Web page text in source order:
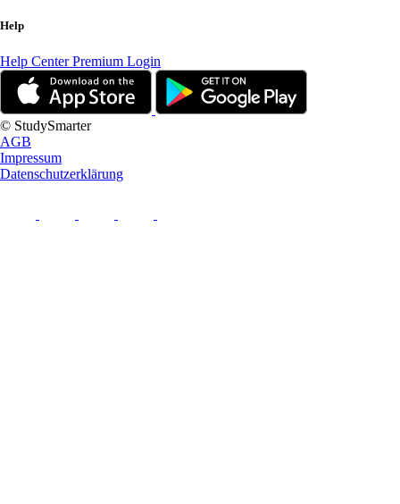
Help
Help CenterPremium Login
© StudySmarter
AGB
Impressum
Datenschutzerklärung